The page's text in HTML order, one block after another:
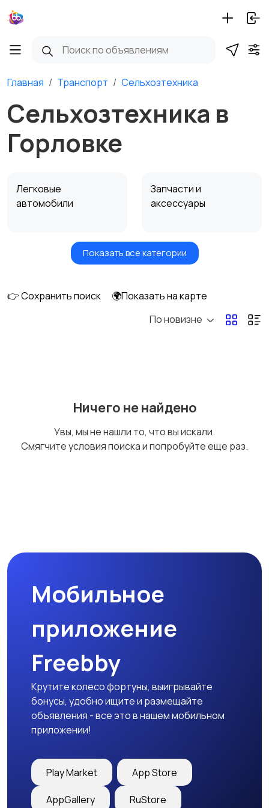
Главная Транспорт Сельхозтехника
Сельхозтехника в
Горловке
Легковые
автомобили
Запчасти и
аксессуары
Водный транспорт Автобусы и грузовики
Спецтехника
Показать все категории
👉 Сохранить поиск
🌍Показать на карте
По новизне
Ничего не найдено
Увы, мы не нашли то, что вы искали.
Смягчите условия поиска и попробуйте еще раз.
Мобильное
приложение
Freebby
Крутите колесо фортуны, выигрывайте
бонусы, удобно ищите и размещайте
объявления - все это в нашем мобильном
приложении!
Play Market App Store
AppGallery RuStore